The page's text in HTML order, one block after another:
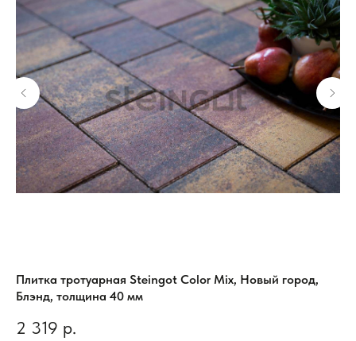
Плитка тротуарная Steingot Color Mix, Новый город,
Блэнд, толщина 40 мм
2 319 р.